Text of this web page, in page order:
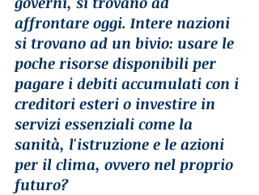
affrontare oggi. Intere nazioni
si trovano ad un bivio: usare le
poche risorse disponibili per
pagare i debiti accumulati con i
creditori esteri o investire in
servizi essenziali come la
sanità, l'istruzione e le azioni
per il clima, ovvero nel proprio
futuro?